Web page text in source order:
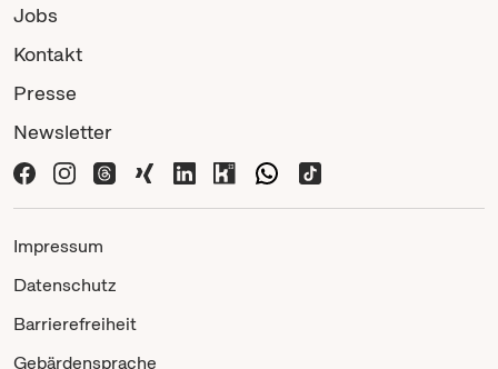
Jobs
Kontakt
Presse
Newsletter
Impressum
Datenschutz
Barrierefreiheit
Gebärdensprache